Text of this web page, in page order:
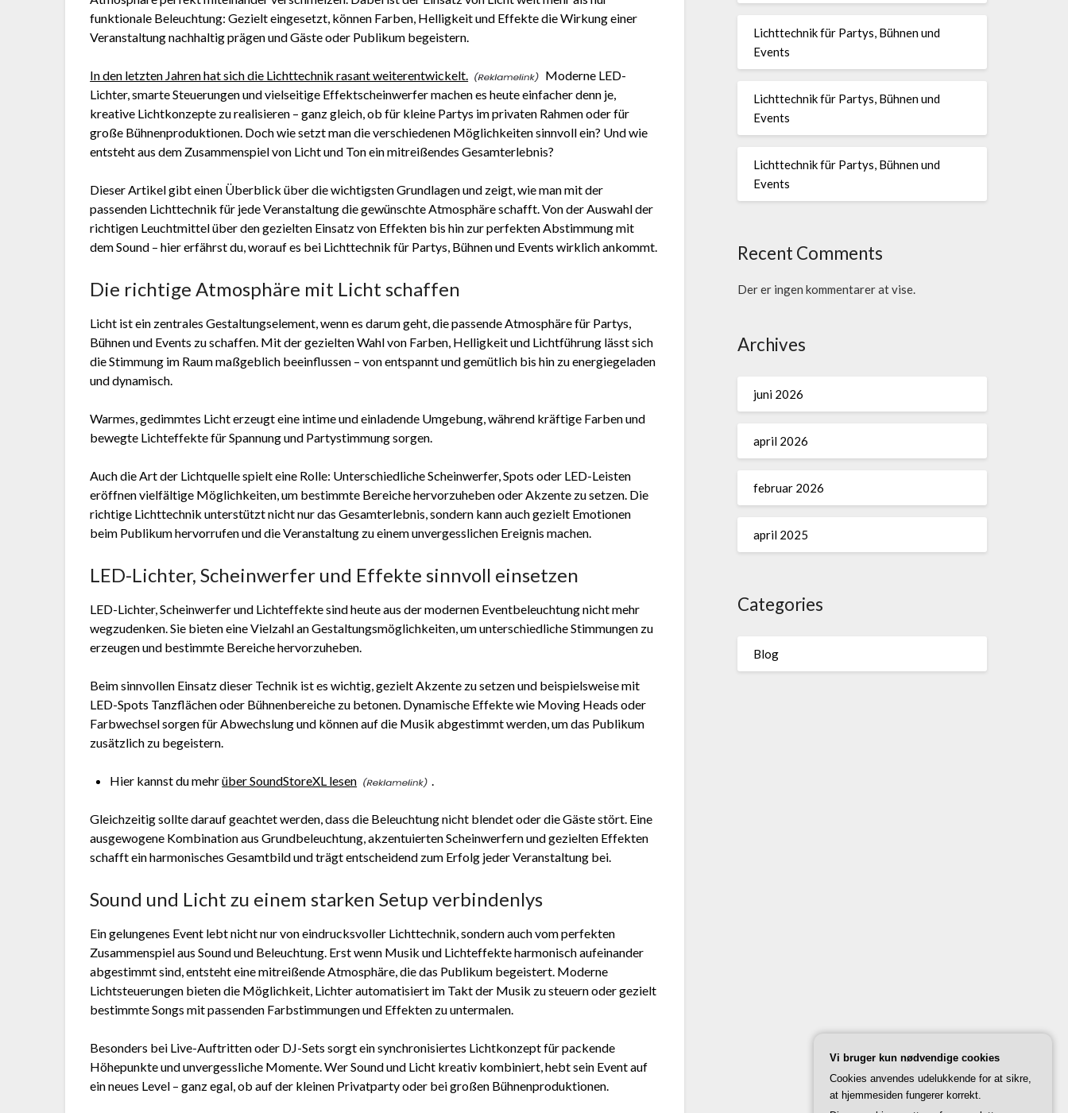
funktionale Beleuchtung: Gezielt eingesetzt, können Farben, Helligkeit und Effekte die Wirkung einer
Veranstaltung nachhaltig prägen und Gäste oder Publikum begeistern.
In den letzten Jahren hat sich die Lichttechnik rasant weiterentwickelt.
Moderne LED-
Lichter, smarte Steuerungen und vielseitige Effektscheinwerfer machen es heute einfacher denn je,
kreative Lichtkonzepte zu realisieren – ganz gleich, ob für kleine Partys im privaten Rahmen oder für
große Bühnenproduktionen. Doch wie setzt man die verschiedenen Möglichkeiten sinnvoll ein? Und wie
entsteht aus dem Zusammenspiel von Licht und Ton ein mitreißendes Gesamterlebnis?
Dieser Artikel gibt einen Überblick über die wichtigsten Grundlagen und zeigt, wie man mit der
passenden Lichttechnik für jede Veranstaltung die gewünschte Atmosphäre schafft. Von der Auswahl der
richtigen Leuchtmittel über den gezielten Einsatz von Effekten bis hin zur perfekten Abstimmung mit
dem Sound – hier erfährst du, worauf es bei Lichttechnik für Partys, Bühnen und Events wirklich ankommt.
Die richtige Atmosphäre mit Licht schaffen
Licht ist ein zentrales Gestaltungselement, wenn es darum geht, die passende Atmosphäre für Partys,
Bühnen und Events zu schaffen. Mit der gezielten Wahl von Farben, Helligkeit und Lichtführung lässt sich
die Stimmung im Raum maßgeblich beeinflussen – von entspannt und gemütlich bis hin zu energiegeladen
und dynamisch.
Warmes, gedimmtes Licht erzeugt eine intime und einladende Umgebung, während kräftige Farben und
bewegte Lichteffekte für Spannung und Partystimmung sorgen.
Auch die Art der Lichtquelle spielt eine Rolle: Unterschiedliche Scheinwerfer, Spots oder LED-Leisten
eröffnen vielfältige Möglichkeiten, um bestimmte Bereiche hervorzuheben oder Akzente zu setzen. Die
richtige Lichttechnik unterstützt nicht nur das Gesamterlebnis, sondern kann auch gezielt Emotionen
beim Publikum hervorrufen und die Veranstaltung zu einem unvergesslichen Ereignis machen.
LED-Lichter, Scheinwerfer und Effekte sinnvoll einsetzen
LED-Lichter, Scheinwerfer und Lichteffekte sind heute aus der modernen Eventbeleuchtung nicht mehr
wegzudenken. Sie bieten eine Vielzahl an Gestaltungsmöglichkeiten, um unterschiedliche Stimmungen zu
erzeugen und bestimmte Bereiche hervorzuheben.
Beim sinnvollen Einsatz dieser Technik ist es wichtig, gezielt Akzente zu setzen und beispielsweise mit
LED-Spots Tanzflächen oder Bühnenbereiche zu betonen. Dynamische Effekte wie Moving Heads oder
Farbwechsel sorgen für Abwechslung und können auf die Musik abgestimmt werden, um das Publikum
zusätzlich zu begeistern.
Hier kannst du mehrüber SoundStoreXL lesen .
Gleichzeitig sollte darauf geachtet werden, dass die Beleuchtung nicht blendet oder die Gäste stört. Eine
ausgewogene Kombination aus Grundbeleuchtung, akzentuierten Scheinwerfern und gezielten Effekten
schafft ein harmonisches Gesamtbild und trägt entscheidend zum Erfolg jeder Veranstaltung bei.
Sound und Licht zu einem starken Setup verbindenlys
Ein gelungenes Event lebt nicht nur von eindrucksvoller Lichttechnik, sondern auch vom perfekten
Zusammenspiel aus Sound und Beleuchtung. Erst wenn Musik und Lichteffekte harmonisch aufeinander
abgestimmt sind, entsteht eine mitreißende Atmosphäre, die das Publikum begeistert. Moderne
Lichtsteuerungen bieten die Möglichkeit, Lichter automatisiert im Takt der Musik zu steuern oder gezielt
bestimmte Songs mit passenden Farbstimmungen und Effekten zu untermalen.
Besonders bei Live-Auftritten oder DJ-Sets sorgt ein synchronisiertes Lichtkonzept für packende
Höhepunkte und unvergessliche Momente. Wer Sound und Licht kreativ kombiniert, hebt sein Event auf
ein neues Level – ganz egal, ob auf der kleinen Privatparty oder bei großen Bühnenproduktionen.
Lichttechnik für Partys, Bühnen und
Events
Lichttechnik für Partys, Bühnen und
Events
Lichttechnik für Partys, Bühnen und
Events
Recent Comments
Der er ingen kommentarer at vise.
Archives
juni 2026
april 2026
februar 2026
april 2025
Categories
Blog
Vi bruger kun nødvendige cookies
Cookies anvendes udelukkende for at sikre,
at hjemmesiden fungerer korrekt.